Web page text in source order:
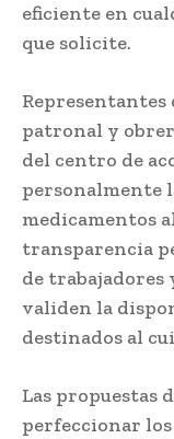
eficiente en
que solicite.
Representantes
patronal y
del centro de
personalmente
medicamentos
transparencia
de trabajadores
validen la
destinados al
Las propuestas
perfeccionar